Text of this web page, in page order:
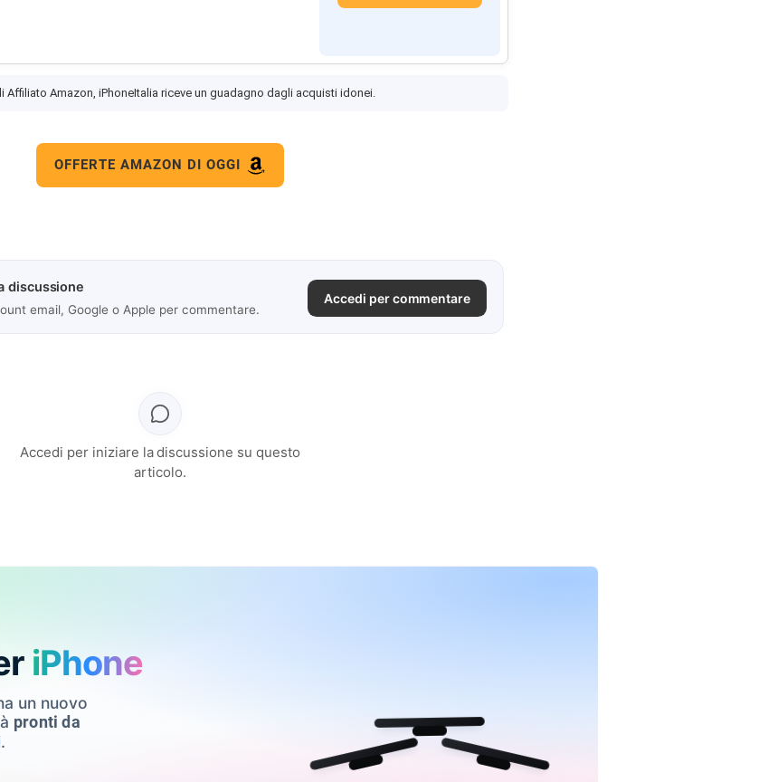
Affiliato Amazon, iPhoneItalia riceve un guadagno dagli acquisti idonei.
OFFERTE AMAZON DI OGGI
discussione
email, Google o Apple per commentare.
Accedi per commentare
Accedi per iniziare la discussione su questo
articolo.
iPhone
un nuovo
pronti da